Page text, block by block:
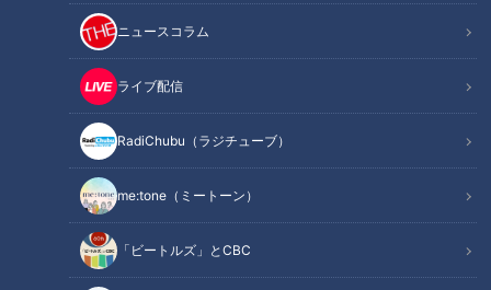
ニュースコラム
ライブ配信
RadiChubu（ラジチューブ）
me:tone（ミートーン）
「ビートルズ」とCBC
プロ初先発で躍動した！
背番号「１０」はいかが？
オススメ関連コンテンツ
根尾にとっての３ポジション